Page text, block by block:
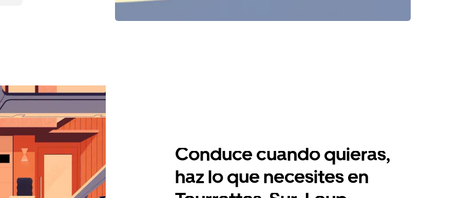
Conduce cuando quieras,
haz lo que necesites en